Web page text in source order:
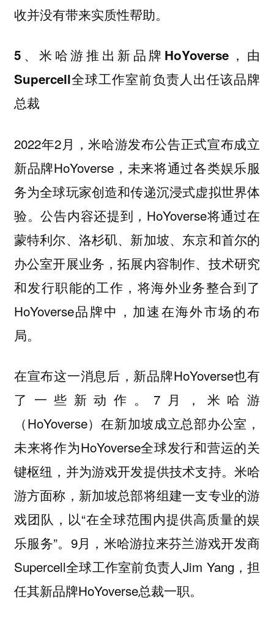
收并没有带来实质性帮助。
5、米哈游推出新品牌HoYoverse，由
Supercell全球工作室前负责人出任该品牌
总裁
2022年2月，米哈游发布公告正式宣布成立
新品牌HoYoverse，未来将通过各类娱乐服
务为全球玩家创造和传递沉浸式虚拟世界体
验。公告内容还提到，HoYoverse将通过在
蒙特利尔、洛杉矶、新加坡、东京和首尔的
办公室开展业务，拓展内容制作、技术研究
和发行职能的工作，将海外业务整合到了
HoYoverse品牌中，加速在海外市场的布
局。
在宣布这一消息后，新品牌HoYoverse也有
了一些新动作。7月，米哈游
（HoYoverse）在新加坡成立总部办公室，
未来将作为HoYoverse全球发行和营运的关
键枢纽，并为游戏开发提供技术支持。米哈
游方面称，新加坡总部将组建一支专业的游
戏团队，以“在全球范围内提供高质量的娱
乐服务”。9月，米哈游拉来芬兰游戏开发商
Supercell全球工作室前负责人Jim Yang，担
任其新品牌HoYoverse总裁一职。